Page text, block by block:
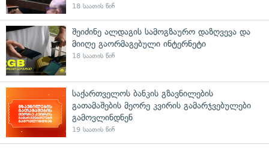
18 საათის წინ
შეიძინე ალდაგის სამოგზაურო დაზღვევა და
მიიღე გაორმაგებული ინტერნეტი
18 საათის წინ
საქართველოს ბანკის გზავნილების
გათამაშების მეორე კვირის გამარჯვებულები
გამოვლინდნენ
19 საათის წინ